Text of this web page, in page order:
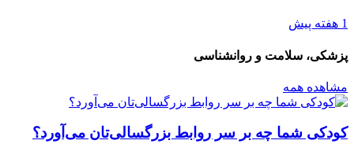
1 هفته پیش
پزشکی، سلامت و روانشناسی
مشاهده همه
کودکی شما چه بر سر روابط بزرگسالی‌تان می‌آورد؟